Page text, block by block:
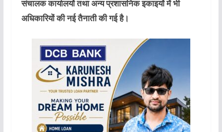
संचालक कार्यालयों तथा अन्य प्रशासनिक इकाइयों में भी
अधिकारियों की नई तैनाती की गई है।